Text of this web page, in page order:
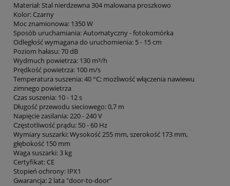
Materiał: Stal nierdzewna 304 malowana proszkowo
Kolor: Czarny
Moc znamionowa: 1350 W
Sposób uruchamiania: Automatyczny - fotokomórka
Odległość wymagana do uruchomienia: 5 - 15 cm
Poziom hałasu: 70 dB
Wydmuch powietrza: 130 m³/h
Prędkość powietrza: 100 m/s
Temperatura suszenia: 40 °C; możliwość włączenia nawiewu
zimnego powietrza
Czas suszenia: 10 - 12 s
Długość przewodu sieciowego: 0,7 m
Napięcie zasilania: 220 - 240 V
Częstotliwość prądu: 50 - 60 Hz
Wymiary suszarki: Wysokość 255 mm, szerokość 173 mm,
głębokość 150 mm
Waga suszarki: 3 kg
Certyfikat: CE
Stopień ochrony: IPX1
Gwarancja: 2 lata "door-to-door"